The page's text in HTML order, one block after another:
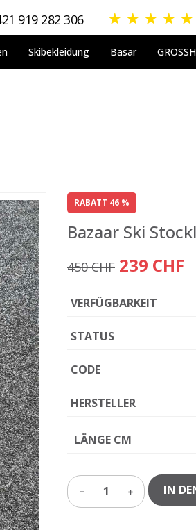
919 282 306 ★ ★ ★ ★ ★
Skibekleidung Basar
RABATT 46 %
Bazaar Ski
450 CHF 239 CHF
VERFÜGBARKEIT
STATUS
CODE
HERSTELLER
LÄNGE CM
1 IN